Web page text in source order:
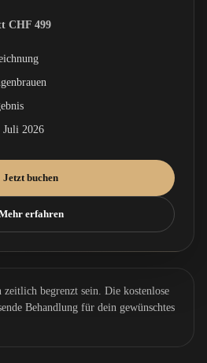
CHF 499
2026
Jetzt buchen
erfahren
begrenzt sein. Die kostenlose
Behandlung für dein gewünschtes